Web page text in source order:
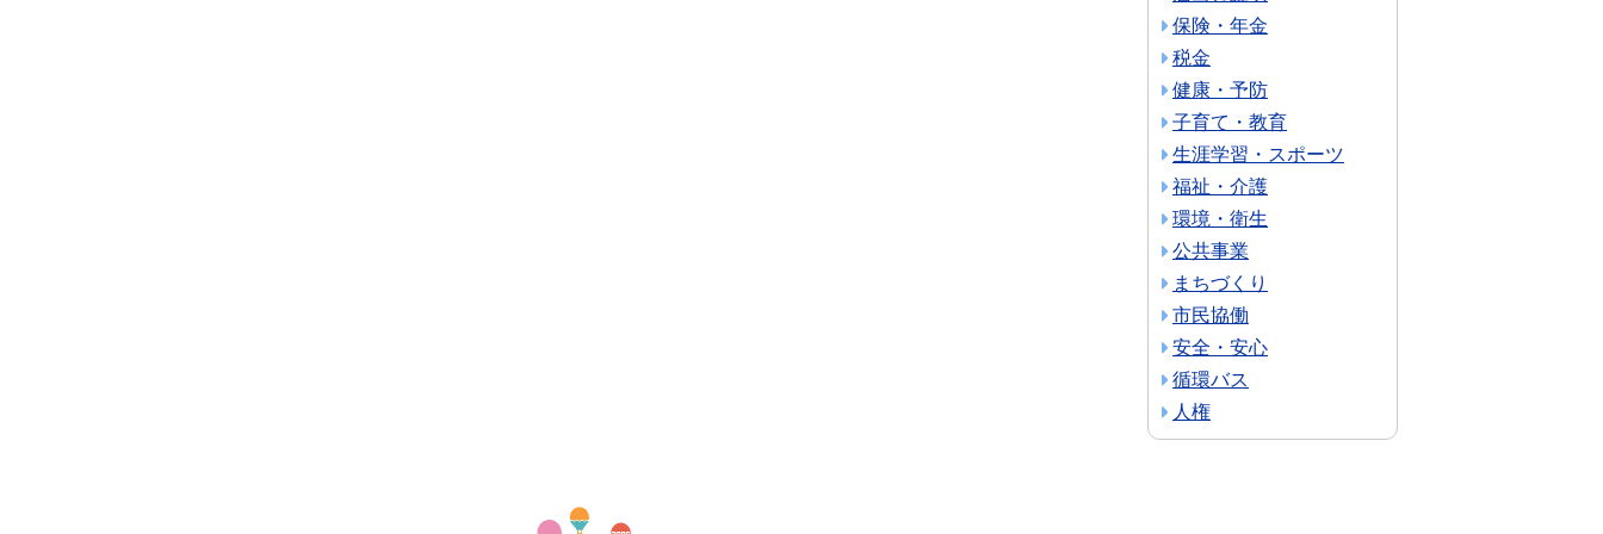
保険・年金
税金
健康・予防
子育て・教育
生涯学習・スポーツ
福祉・介護
環境・衛生
公共事業
まちづくり
市民協働
安全・安心
循環バス
人権